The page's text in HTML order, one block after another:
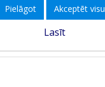
Pielāgot Akceptēt visu
Lasīt